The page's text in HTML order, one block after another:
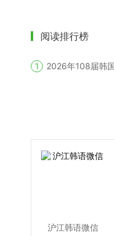
阅读排行榜
2026年108届韩国语
沪江韩语微信